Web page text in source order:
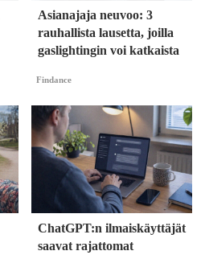
Asianajaja neuvoo: 3
rauhallista lausetta, joilla
gaslightingin voi katkaista
Findance
ChatGPT:n ilmaiskäyttäjät
saavat rajattomat